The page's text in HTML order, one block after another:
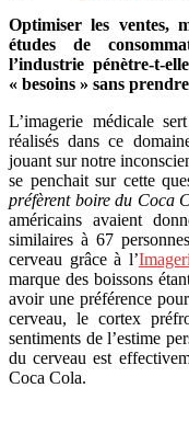
Optimiser les ventes,
études de
l’industrie pénètre-t-
« besoins » sans
L’imagerie médicale
réalisés dans ce
jouant sur notre
se penchait sur cette
préfèrent boire du Coca
américains avaient
similaires à 67
cerveau grâce à l’
marque des boissons
avoir une préférence
cerveau, le cortex
sentiments de l’estime
du cerveau est
Coca Cola.